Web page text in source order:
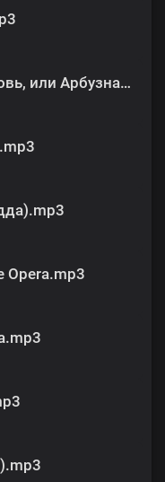
14. Прерванная любовь, или Арбузная корка.mp3
Opera.mp3